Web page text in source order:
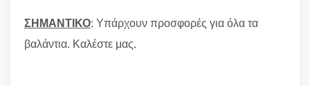
ΣΗΜΑΝΤΙΚΟ: Υπάρχουν προσφορές για όλα τα
βαλάντια. Καλέστε μας.